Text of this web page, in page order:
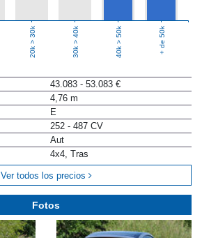
20k > 30k 30k > 40k 40k > 50k + de 50k
43.083 - 53.083 €
4,76 m
E
252 - 487 CV
Aut
4x4, Tras
Ver todos los precios
Fotos